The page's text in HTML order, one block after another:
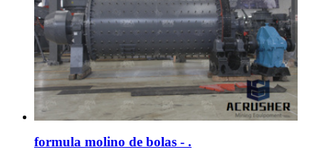
formula molino de bolas - .